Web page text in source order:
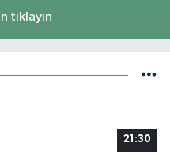
tıklayın
21:30